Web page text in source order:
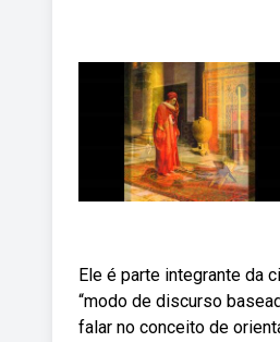
Ele é parte integrante da
“modo de discurso
falar no conceito de